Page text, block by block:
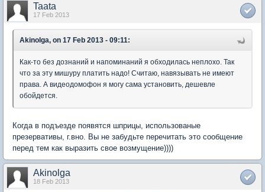
Taata
17 Feb 2013
Akinolga, on 17 Feb 2013 - 09:11:
Как-то без дознаний и напоминаний я обходилась неплохо. Так
что за эту мишуру платить надо! Считаю, навязывать не имеют
права. А видеодомофон я могу сама установить, дешевле
обойдется.
Когда в подъезде появятся шприцы, использованые
презервативы, г.вно. Вы не забудьте перечитать это сообщение
перед тем как выразить свое возмущение))))
Akinolga
18 Feb 2013